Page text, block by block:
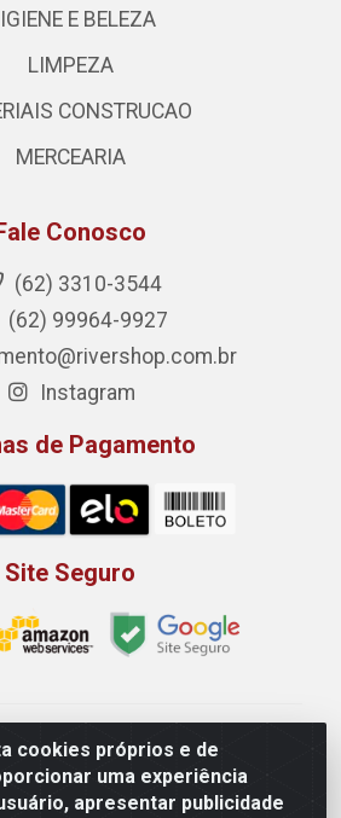
cookies próprios e de
uma experiência
apresentar publicidade
E BELEZA
LIMPEZA
CONSTRUCAO
MERCEARIA
Conosco
(62) 3310-3544
(62) 99964-9927
Instagram
de Pagamento
Site Seguro
de Alimentos LTDA - Rodovia
N 00 QD 00 LT 16 - Bairro Jardim
GO - CEP 75.045-190 - CNPJ